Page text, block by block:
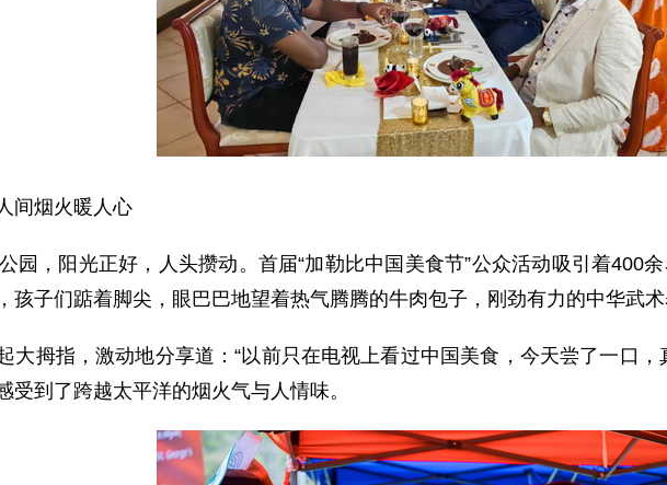
间烟火暖人心
园，阳光正好，人头攒动。首届“加勒比中国美食节”公众活动吸引着400
孩子们踮着脚尖，眼巴巴地望着热气腾腾的牛肉包子，刚劲有力的中华武术
大拇指，激动地分享道：“以前只在电视上看过中国美食，今天尝了一口
受到了跨越太平洋的烟火气与人情味。